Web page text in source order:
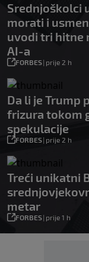
Srednjoškolci
morati i
uvodi tri hitne
AI-a
FORBES| prije 2 h
Da li je Trump
frizura tokom
spekulacije
FORBES| prije 2 h
Treći unikatni
metar
FORBES| prije 1 h